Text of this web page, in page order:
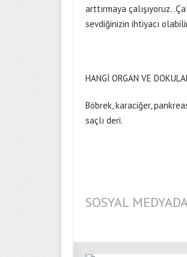
arttırmaya çalışıyoruz.
sevdiğinizin ihtiyacı
HANGİ ORGAN VE
Böbrek, karaciğer,
saçlı deri.
SOSYAL